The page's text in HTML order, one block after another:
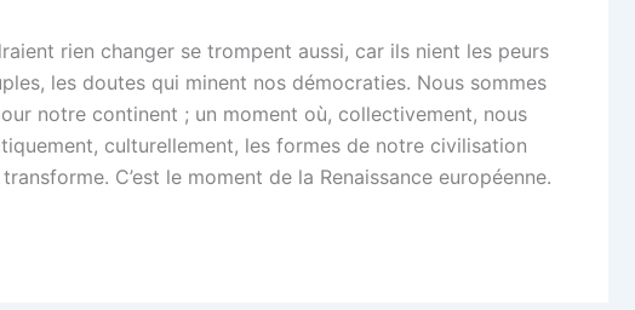
rien changer se trompent aussi, car ils nient les peurs
les doutes qui minent nos démocraties. Nous sommes
notre continent ; un moment où, collectivement, nous
culturellement, les formes de notre civilisation
C’est le moment de la Renaissance européenne.